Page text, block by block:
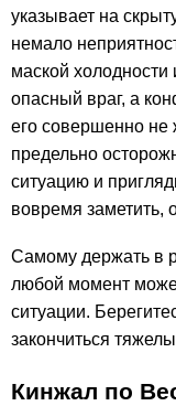
указывает на
немало
маской
опасный враг, а
его совершенно не
предельно
ситуацию и
вовремя заметить,
Самому держать в
любой момент
ситуации.
закончиться
Кинжал по